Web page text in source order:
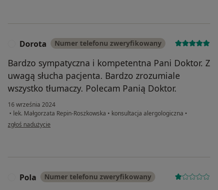
Dorota Numer telefonu zweryfikowany
Bardzo sympatyczna i kompetentna Pani Doktor. Z
uwagą słucha pacjenta. Bardzo zrozumiale
wszystko tłumaczy. Polecam Panią Doktor.
16 września 2024
• lek. Małgorzata Repin-Roszkowska • konsultacja alergologiczna •
w opinii użytkownika Dorota
zgłoś nadużycie
Pola Numer telefonu zweryfikowany